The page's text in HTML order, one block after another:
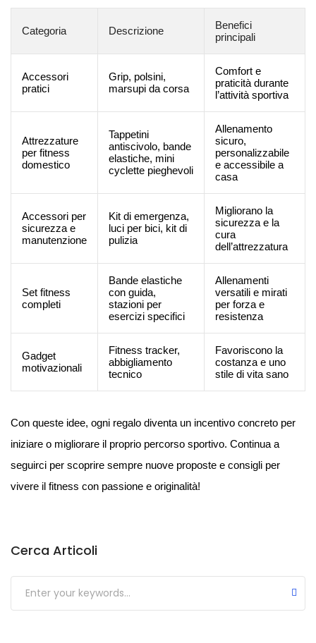
Categoria Descrizione
Benefici
principali
Accessori
pratici
Grip, polsini,
marsupi da corsa
Comfort e
praticità durante
l’attività sportiva
Attrezzature
per fitness
domestico
Tappetini
antiscivolo, bande
elastiche, mini
cyclette pieghevoli
Allenamento
sicuro,
personalizzabile
e accessibile a
casa
Accessori per
sicurezza e
manutenzione
Kit di emergenza,
luci per bici, kit di
pulizia
Migliorano la
sicurezza e la
cura
dell’attrezzatura
Set fitness
completi
Bande elastiche
con guida,
stazioni per
esercizi specifici
Allenamenti
versatili e mirati
per forza e
resistenza
Gadget
motivazionali
Fitness tracker,
abbigliamento
tecnico
Favoriscono la
costanza e uno
stile di vita sano
Con queste idee, ogni regalo diventa un incentivo concreto per
iniziare o migliorare il proprio percorso sportivo. Continua a
seguirci per scoprire sempre nuove proposte e consigli per
vivere il fitness con passione e originalità!
Cerca Articoli
Submit